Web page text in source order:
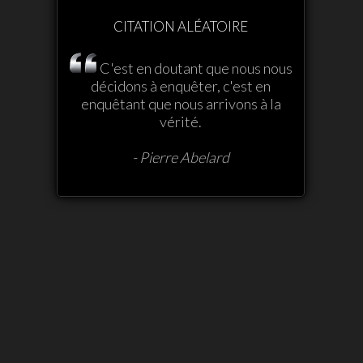
CITATION ALÉATOIRE
C'est en doutant que nous nous
décidons à enquêter, c'est en
enquêtant que nous arrivons à la
vérité.
- Pierre Abelard